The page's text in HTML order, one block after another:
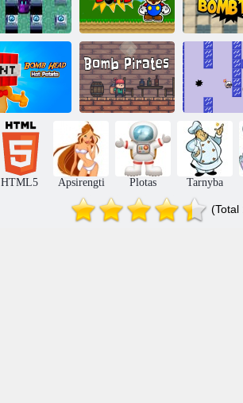
Mini Over
žaidimas
Super Mario
bomba
Bomba
Bombos galva
karšta bulvė
Bombos piratai
Baa-
HTML5 Apsirengti Plotas Tarnyba
(Total